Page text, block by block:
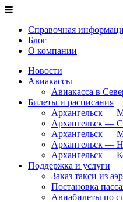
Справочная
Блог
О компании
Новости
Авиакассы
Авиакасса в
Билеты и расписания
Архангельск —
Архангельск —
Архангельск —
Архангельск —
Архангельск —
Поддержка и услуги
Заказ такси из
Постановка
Авиабилеты по